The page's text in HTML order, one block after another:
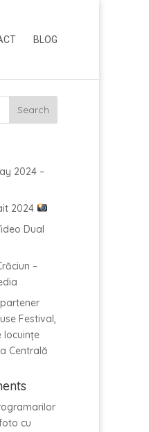
BLOG
2024 –
2024
Dual
–
Festival,
locuințe
Centrală
cu